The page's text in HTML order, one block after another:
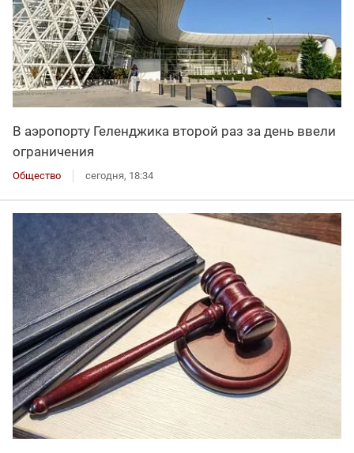
В аэропорту Геленджика второй раз за день ввели
ограничения
Общество сегодня, 18:34